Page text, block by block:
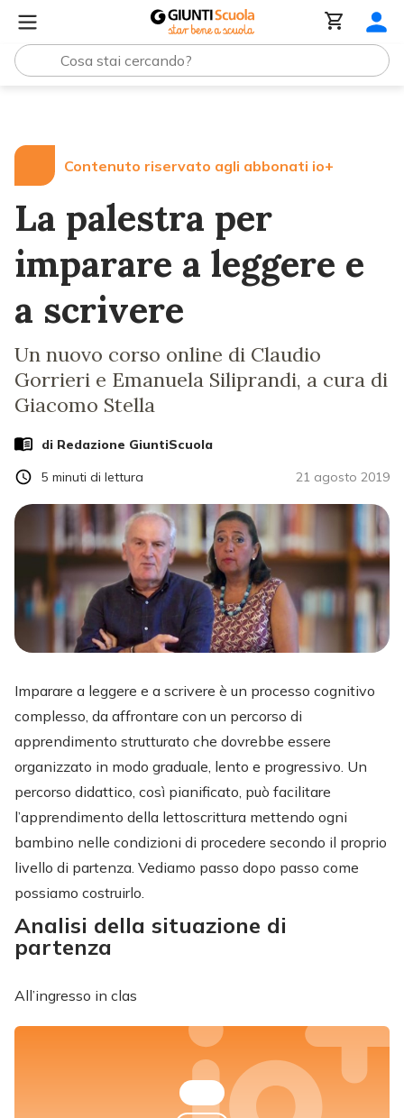
Contenuto riservato agli abbonati io+
La palestra per
imparare a leggere e
a scrivere
Un nuovo corso online di Claudio
Gorrieri e Emanuela Siliprandi, a cura di
Giacomo Stella
di Redazione GiuntiScuola
21 agosto 2019
5 minuti di lettura
Imparare a leggere e a scrivere è un processo cognitivo
complesso, da affrontare con un percorso di
apprendimento strutturato che dovrebbe essere
organizzato in modo graduale, lento e progressivo. Un
percorso didattico, così pianificato, può facilitare
l’apprendimento della lettoscrittura mettendo ogni
bambino nelle condizioni di procedere secondo il proprio
livello di partenza. Vediamo passo dopo passo come
possiamo costruirlo.
Analisi della situazione di
partenza
All’ingresso in clas